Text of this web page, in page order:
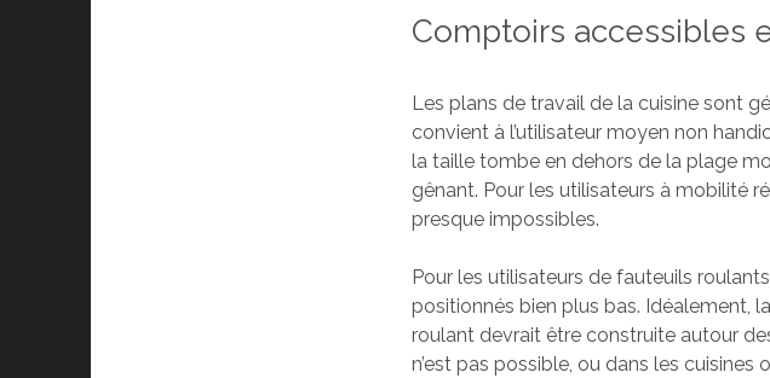
Comptoirs accessibles
Les plans de travail de la cuisine sont
convient à l’utilisateur moyen non
la taille tombe en dehors de la plage
gênant. Pour les utilisateurs à mobilité
presque impossibles.
Pour les utilisateurs de fauteuils
positionnés bien plus bas. Idéalement,
roulant devrait être construite autour
n’est pas possible, ou dans les